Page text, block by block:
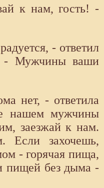
к нам, гость! -
- ответил
- Мужчины ваши
нет, - ответила
нашем мужчины
заезжай к нам.
Если захочешь,
- горячая пища,
пищей без дыма -